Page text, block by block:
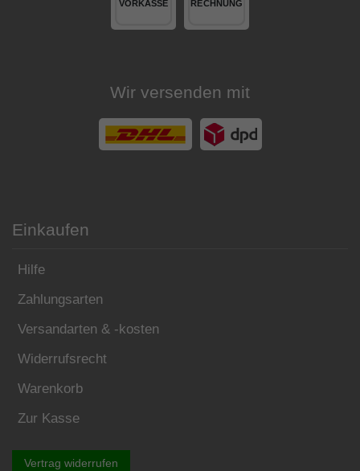
Wir versenden mit
Einkaufen
Hilfe
Zahlungsarten
Versandarten & -kosten
Widerrufsrecht
Warenkorb
Zur Kasse
Vertrag widerrufen